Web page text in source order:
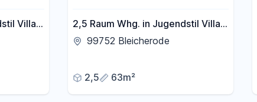
2,5 Raum Whg. in Jugendstil Villa
zu vermieten
99752 Bleicherode
2,5 63m²